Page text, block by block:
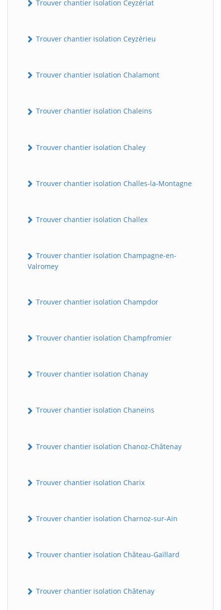
Trouver chantier isolation Ceyzériat
Trouver chantier isolation Ceyzérieu
Trouver chantier isolation Chalamont
Trouver chantier isolation Chaleins
Trouver chantier isolation Chaley
Trouver chantier isolation Challes-la-Montagne
Trouver chantier isolation Challex
Trouver chantier isolation Champagne-en-
Valromey
Trouver chantier isolation Champdor
Trouver chantier isolation Champfromier
Trouver chantier isolation Chanay
Trouver chantier isolation Chaneins
Trouver chantier isolation Chanoz-Châtenay
Trouver chantier isolation Charix
Trouver chantier isolation Charnoz-sur-Ain
Trouver chantier isolation Château-Gaillard
Trouver chantier isolation Châtenay